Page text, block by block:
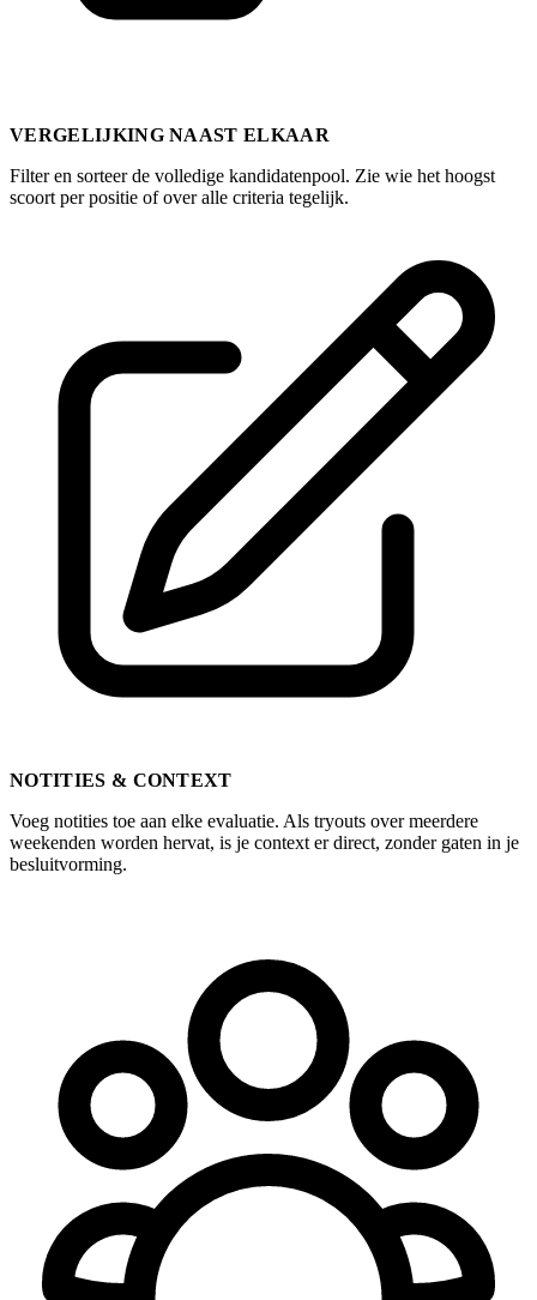
VERGELIJKING NAAST ELKAAR
Filter en sorteer de volledige kandidatenpool. Zie wie het hoogst
scoort per positie of over alle criteria tegelijk.
NOTITIES & CONTEXT
Voeg notities toe aan elke evaluatie. Als tryouts over meerdere
weekenden worden hervat, is je context er direct, zonder gaten in je
besluitvorming.